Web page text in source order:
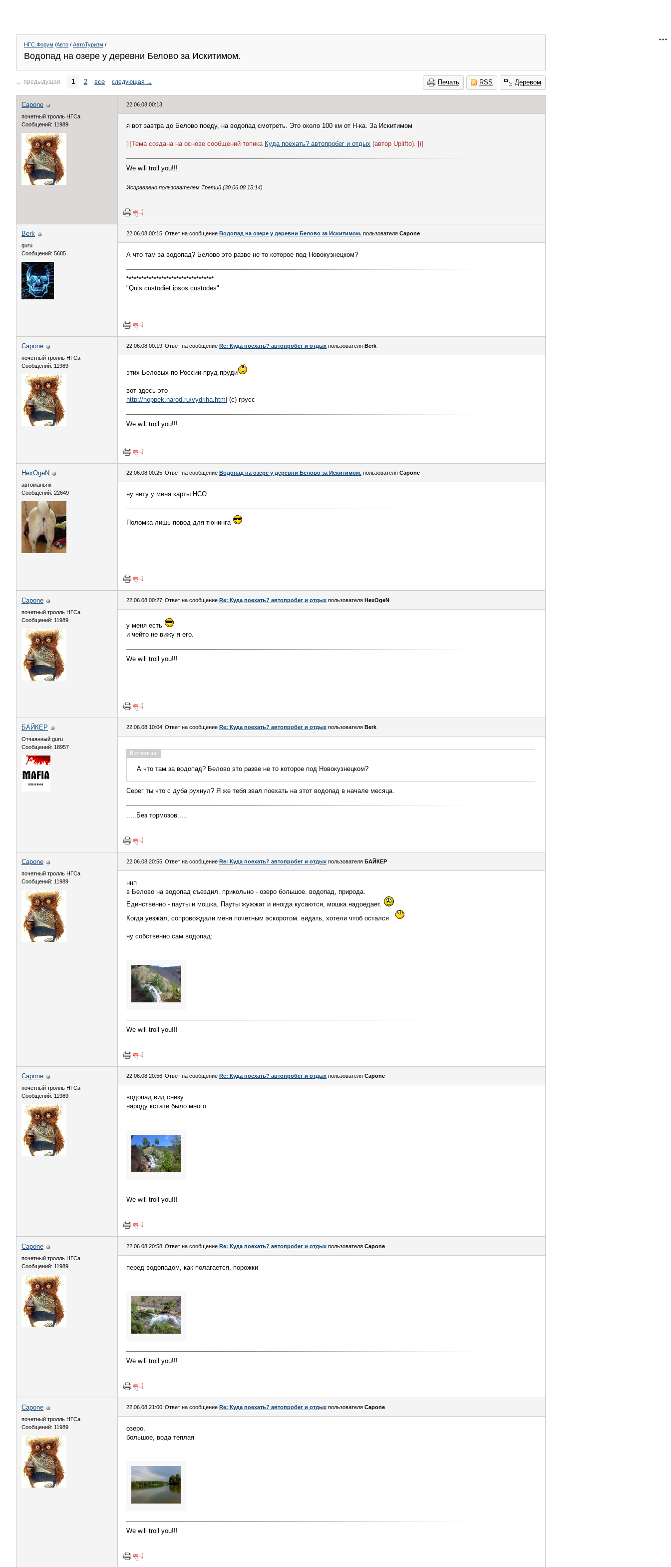
НГС.Форум /Авто / АвтоТуризм /
Водопад на озере у деревни Белово за Искитимом.
Печать RSS Деревом
← предыдущая 1 2 все следующая →
Capone
почетный тролль НГСа
Сообщений: 11989
22.06.08 00:13
я вот завтра до Белово поеду, на водопад смотреть. Это около 100 км от Н-ка. За Искитимом
[i]Тема создана на основе сообщений топика Куда поехать? автопробег и отдых (автор Uplifto). [i]
We will troll you!!!
Исправлено пользователем Третий (30.06.08 15:14)
Berk
guru
Сообщений: 5685
22.06.08 00:15 Ответ на сообщение Водопад на озере у деревни Белово за Искитимом. пользователя Capone
А что там за водопад? Белово это разве не то которое под Новокузнецком?
***********************************
"Quis custodiet ipsos custodes"
Capone
почетный тролль НГСа
Сообщений: 11989
22.06.08 00:19 Ответ на сообщение Re: Куда поехать? автопробег и отдых пользователя Berk
этих Беловых по России пруд пруди
вот здесь это
http://hoppek.narod.ru/vydriha.html (с) грусс
We will troll you!!!
HexOgeN
автоманьяк
Сообщений: 22649
22.06.08 00:25 Ответ на сообщение Водопад на озере у деревни Белово за Искитимом. пользователя Capone
ну нету у меня карты НСО
Поломка лишь повод для тюнинга
Capone
почетный тролль НГСа
Сообщений: 11989
22.06.08 00:27 Ответ на сообщение Re: Куда поехать? автопробег и отдых пользователя HexOgeN
у меня есть
и чейто не вижу я его.
We will troll you!!!
БАЙКЕР
Отчаянный guru
Сообщений: 18957
22.06.08 10:04 Ответ на сообщение Re: Куда поехать? автопробег и отдых пользователя Berk
В ответ на:
А что там за водопад? Белово это разве не то которое под Новокузнецком?
Серег ты что с дуба рухнул? Я же тебя звал поехать на этот водопад в начале месяца.
.....Без тормозов.....
Capone
почетный тролль НГСа
Сообщений: 11989
22.06.08 20:55 Ответ на сообщение Re: Куда поехать? автопробег и отдых пользователя БАЙКЕР
ннп
в Белово на водопад съездил. прикольно - озеро большое. водопад, природа.
Единственно - пауты и мошка. Пауты жужжат и иногда кусаются, мошка надоедает.
Когда уезжал, сопровождали меня почетным эскоротом. видать, хотели чтоб остался
ну собственно сам водопад:
We will troll you!!!
Capone
почетный тролль НГСа
Сообщений: 11989
22.06.08 20:56 Ответ на сообщение Re: Куда поехать? автопробег и отдых пользователя Capone
водопад вид снизу
народу кстати было много
We will troll you!!!
Capone
почетный тролль НГСа
Сообщений: 11989
22.06.08 20:58 Ответ на сообщение Re: Куда поехать? автопробег и отдых пользователя Capone
перед водопадом, как полагается, порожки
We will troll you!!!
Capone
почетный тролль НГСа
Сообщений: 11989
22.06.08 21:00 Ответ на сообщение Re: Куда поехать? автопробег и отдых пользователя Capone
озеро.
большое, вода теплая
We will troll you!!!